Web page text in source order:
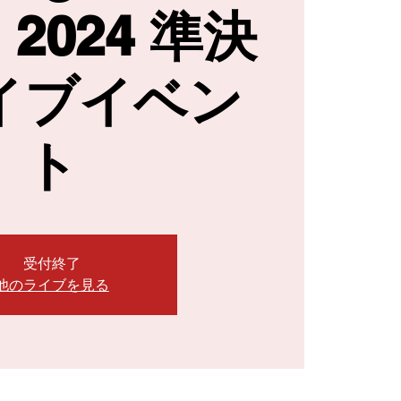
準決
ブイベン
ト
受付終了
のライブを見る